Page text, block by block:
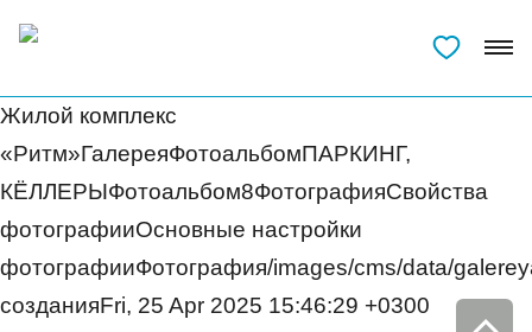
Жилой комплекс
«Ритм»ГалереяФотоальбомПАРКИНГ,
КЁЛЛЕРЫФотоальбом8ФотографияСвойства
фотографииОсновные настройки
фотографииФотография/images/cms/data/
созданияFri, 25 Apr 2025 15:46:29 +0300